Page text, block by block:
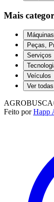
Mais
Peças,
Serviços
Veículos
Ver todas
Feito por Happ